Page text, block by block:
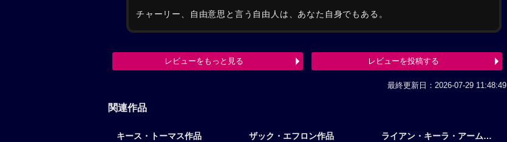
チャーリー、自由意思と言う自由人は、あなた自身でもある。
レビューをもっと見る レビューを投稿する
最終更新日：2026-07-29 11:48:49
関連作品
キース・トーマス作品 ザック・エフロン作品 ライアン・キーラ・アームストロング作品